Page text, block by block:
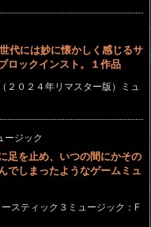
代には妙に懐かしく感じるサ
ロックインスト。１作品
２０２４年リマスター版）ミュ
ージック
足を止め、いつの間にかその
でしまったようなゲームミュ
スティック３ミュージック：F